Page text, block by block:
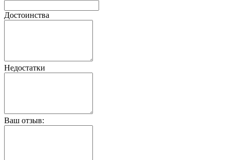
Достоинства
Недостатки
Ваш отзыв: